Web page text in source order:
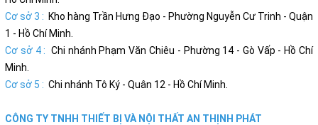
Cơ sở 3 : Kho hàng Trần Hưng Đạo - Phường Nguyễn Cư Trinh - Quận
1 - Hồ Chí Minh.
Cơ sở 4 : Chi nhánh Phạm Văn Chiêu - Phường 14 - Gò Vấp - Hồ Chí
Minh.
Cơ sở 5 : Chi nhánh Tô Ký - Quân 12 - Hồ Chí Minh.
CÔNG TY TNHH THIẾT BỊ VÀ NỘI THẤT AN THỊNH PHÁT